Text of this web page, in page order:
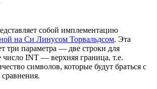
собой имплементацию
на Си Линусом Торвальдсом. Эта
три параметра — две строки для
число INT — верхняя граница, т.е.
символов, которые будут браться с